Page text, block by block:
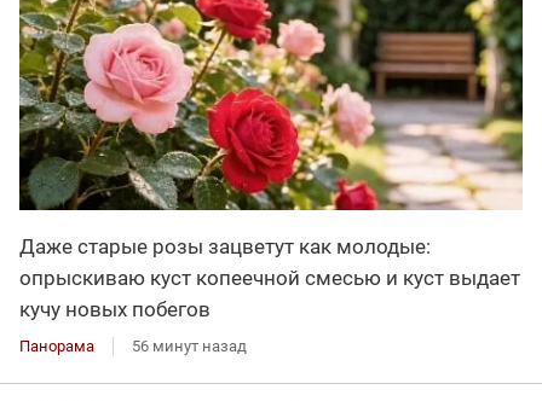
Даже старые розы зацветут как молодые:
опрыскиваю куст копеечной смесью и куст выдает
кучу новых побегов
Панорама 56 минут назад